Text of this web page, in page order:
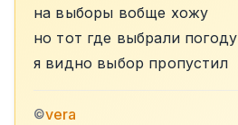
на выборы вобще хожу
но тот где выбрали погоду
я видно выбор пропустил
©vera